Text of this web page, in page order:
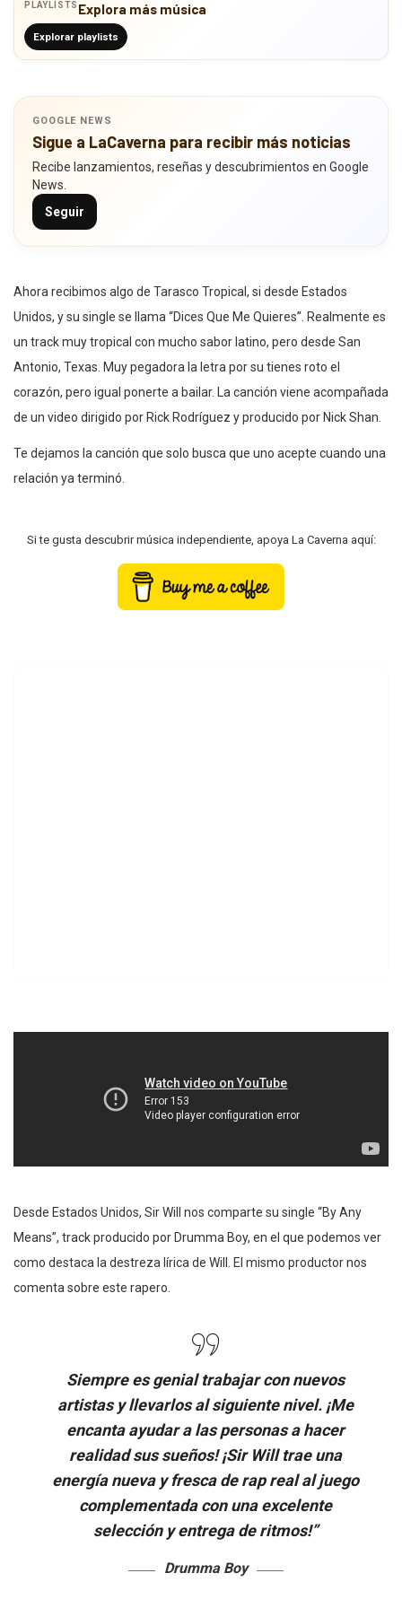
PLAYLISTS Explora más música
Explorar playlists
GOOGLE NEWS
Sigue a LaCaverna para recibir más noticias
Recibe lanzamientos, reseñas y descubrimientos en Google
News.
Seguir
Ahora recibimos algo de Tarasco Tropical, si desde Estados
Unidos, y su single se llama “Dices Que Me Quieres”. Realmente es
un track muy tropical con mucho sabor latino, pero desde San
Antonio, Texas. Muy pegadora la letra por su tienes roto el
corazón, pero igual ponerte a bailar. La canción viene acompañada
de un video dirigido por Rick Rodríguez y producido por Nick Shan.
Te dejamos la canción que solo busca que uno acepte cuando una
relación ya terminó.
Si te gusta descubrir música independiente, apoya La Caverna aquí:
Desde Estados Unidos, Sir Will nos comparte su single “By Any
Means”, track producido por Drumma Boy, en el que podemos ver
como destaca la destreza lírica de Will. El mismo productor nos
comenta sobre este rapero.
Siempre es genial trabajar con nuevos
artistas y llevarlos al siguiente nivel. ¡Me
encanta ayudar a las personas a hacer
realidad sus sueños! ¡Sir Will trae una
energía nueva y fresca de rap real al juego
complementada con una excelente
selección y entrega de ritmos!”
Drumma Boy